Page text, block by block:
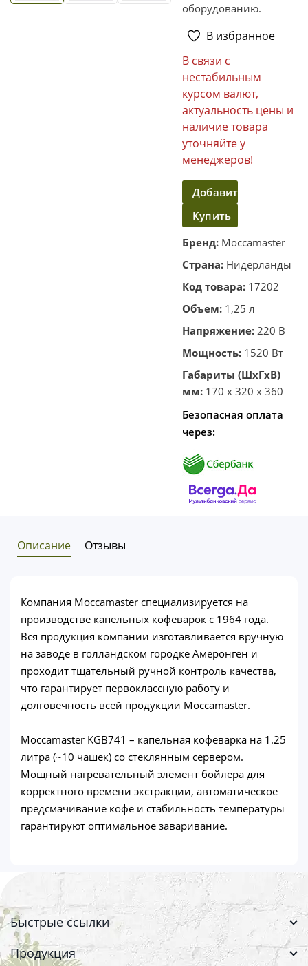
оборудованию.
В избранное
В связи с
нестабильным
курсом валют,
актуальность цены и
наличие товара
уточняйте у
менеджеров!
Добавить
в
корзину
Купить
в
один
клик
Бренд: Moccamaster
Страна: Нидерланды
Код товара: 17202
Объем: 1,25 л
Напряжение: 220 В
Мощность: 1520 Вт
Габариты (ШхГхВ)
мм: 170 x 320 x 360
Безопасная оплата
через:
Описание Отзывы
Компания Moccamaster специализируется на
производстве капельных кофеварок с 1964 года.
Вся продукция компании изготавливается вручную
на заводе в голландском городке Амеронген и
проходит тщательный ручной контроль качества,
что гарантирует первоклассную работу и
долговечность всей продукции Moccamaster.
Moccamaster KGB741 – капельная кофеварка на 1.25
литра (~10 чашек) со стеклянным сервером.
Мощный нагревательный элемент бойлера для
корректного времени экстракции, автоматическое
предсмачивание кофе и стабильность температуры
гарантируют оптимальное заваривание.
Быстрые ссылки
Продукция